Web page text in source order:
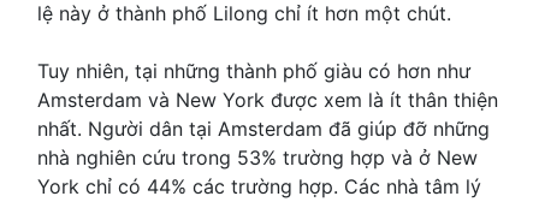
lệ này ở thành phố Lilong chỉ ít hơn một chút.
Tuy nhiên, tại những thành phố giàu có hơn như
Amsterdam và New York được xem là ít thân thiện
nhất. Người dân tại Amsterdam đã giúp đỡ những
nhà nghiên cứu trong 53% trường hợp và ở New
York chỉ có 44% các trường hợp. Các nhà tâm lý